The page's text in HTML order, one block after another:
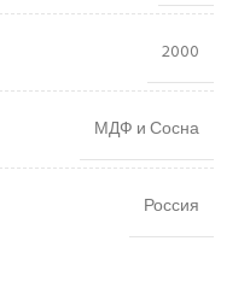
2000
МДФ и Сосна
Россия